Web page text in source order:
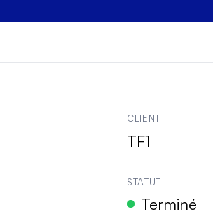
CLIENT
TF1
STATUT
Terminé